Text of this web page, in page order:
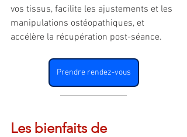
vos tissus, facilite les ajustements et les
manipulations ostéopathiques, et
accélère la récupération post-séance.
Prendre rendez-vous
Les bienfaits de